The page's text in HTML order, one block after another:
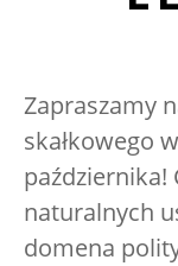
Zapraszamy
skałkowego
października!
naturalnych
domena